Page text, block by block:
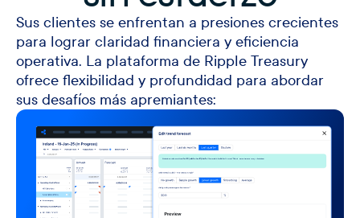
Sus clientes se enfrentan a presiones crecientes
para lograr claridad financiera y eficiencia
operativa. La plataforma de Ripple Treasury
ofrece flexibilidad y profundidad para abordar
sus desafíos más apremiantes: